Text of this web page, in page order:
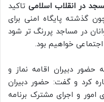
در انقلاب اسلامی تاکید
گذشته پایگاه امنی برای
در مساجد پررنگ تر شود
خواهیم بود.
دبیران اقامه نماز و
کرد و گفت: حضور دبیران
امور و اجرای مشترک برنامه